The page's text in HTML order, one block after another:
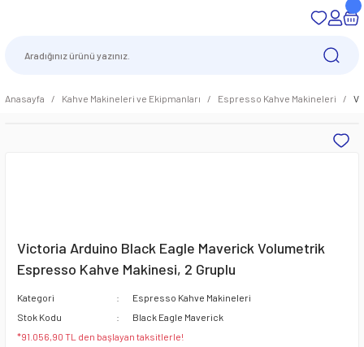
Anasayfa Kahve Makineleri ve Ekipmanları Espresso Kahve Makineleri
Victoria Arduino Black Eagle Maverick Volumetrik
Espresso Kahve Makinesi, 2 Gruplu
Kategori
Espresso Kahve Makineleri
Stok Kodu
Black Eagle Maverick
*91.056,90 TL den başlayan taksitlerle!